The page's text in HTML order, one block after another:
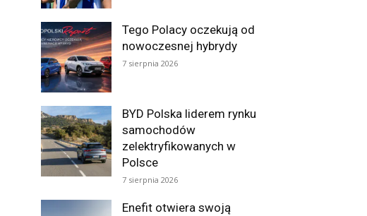
Tego Polacy oczekują od
nowoczesnej hybrydy
7 sierpnia 2026
BYD Polska liderem rynku
samochodów
zelektryfikowanych w
Polsce
7 sierpnia 2026
Enefit otwiera swoją